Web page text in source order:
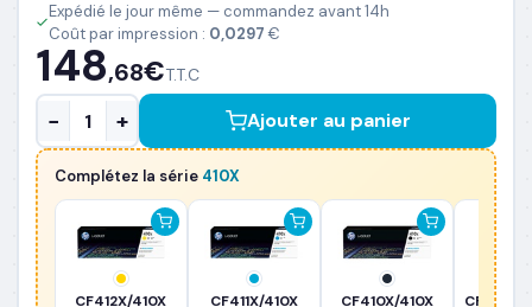
Expédié le jour même — commandez avant 14h
Coût par impression : 0,0297€
148,68€T.T.C
− + Ajouter au panier
Complétez la série 410X
CF412X/410X CF411X/410X CF410X/410X
EMAIL PROFESSIONNEL*
TÉLÉPHONE
SOCIÉTÉ
PRÉCISEZ VOS BESOINS (OPTIONNEL)